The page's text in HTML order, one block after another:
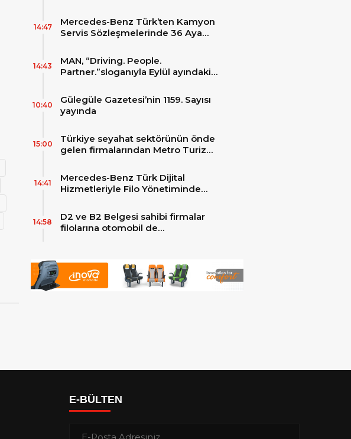
bekleniyor.
Mercedes-Benz Türk’ten Kamyon
Servis Sözleşmelerinde 36 Aya
14:47
MAN, “Driving. People.
Partner.”sloganıyla Eylül ayındaki
14:43
Gülegüle Gazetesi’nin 1159. Sayısı
yayında
10:40
Türkiye seyahat sektörünün önde
gelen firmalarından Metro Turizm
zirvesindeki 2 adet yepyeni MAN
Skyliner ile güçlendirdi!
15:00
Mercedes-Benz Türk Dijital
Hizmetleriyle Filo Yönetiminde
14:41
D2 ve B2 Belgesi sahibi firmalar
filolarına otomobil de
14:58
E-BÜLTEN